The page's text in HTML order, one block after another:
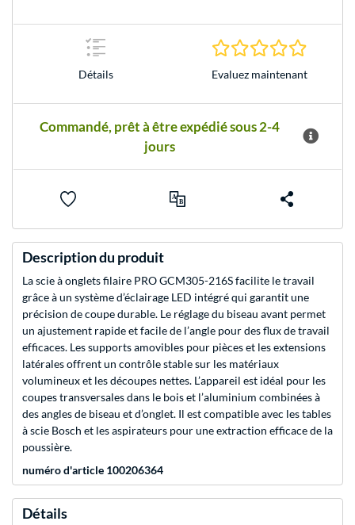
Détails Evaluez maintenant
Commandé, prêt à être expédié sous 2-4
jours
Description du produit
La scie à onglets filaire PRO GCM305-216S facilite le travail
grâce à un système d’éclairage LED intégré qui garantit une
précision de coupe durable. Le réglage du biseau avant permet
un ajustement rapide et facile de l’angle pour des flux de travail
efficaces. Les supports amovibles pour pièces et les extensions
latérales offrent un contrôle stable sur les matériaux
volumineux et les découpes nettes. L’appareil est idéal pour les
coupes transversales dans le bois et l’aluminium combinées à
des angles de biseau et d’onglet. Il est compatible avec les tables
à scie Bosch et les aspirateurs pour une extraction efficace de la
poussière.
numéro d'article 100206364
Détails